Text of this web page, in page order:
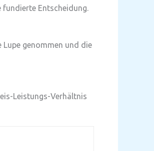
fundierte Entscheidung.
genommen und die
Leistungs-Verhältnis